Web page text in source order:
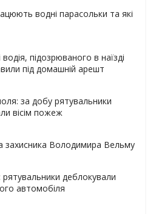
водні парасольки та які
підозрюваного в наїзді
під домашній арешт
за добу рятувальники
вісім пожеж
захисника Володимира Вельму
деблокували
автомобіля